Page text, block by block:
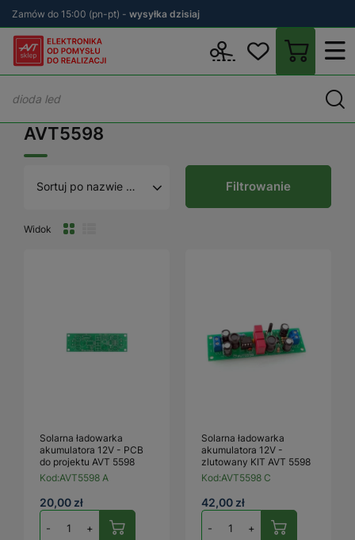
Zamów do 15:00 (pn-pt) - wysyłka dzisiaj
AVT5598
Sortuj po nazwie A - Z
Widok
Filtrowanie
Solarna ładowarka
akumulatora 12V - PCB
do projektu AVT 5598
Kod:AVT5598 A
20,00 zł
- +
Solarna ładowarka
akumulatora 12V -
zlutowany KIT AVT 5598
Kod:AVT5598 C
42,00 zł
- +